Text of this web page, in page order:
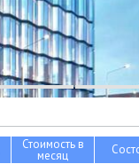
Стоимость в
месяц